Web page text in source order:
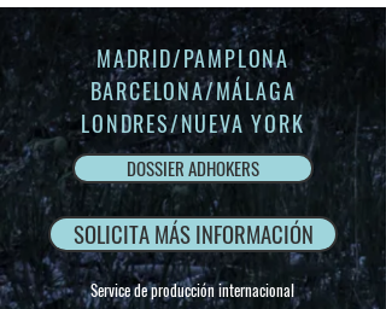
MADRID/PAMPLONA
BARCELONA/MÁLAGA
LONDRES/NUEVA YORK
DOSSIER ADHOKERS
SOLICITA MÁS INFORMACIÓN
Service de producción internacional